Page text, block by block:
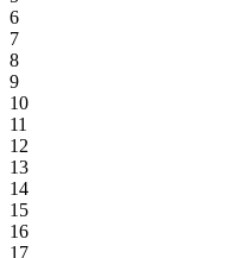
6
7
8
9
10
11
12
13
14
15
16
17